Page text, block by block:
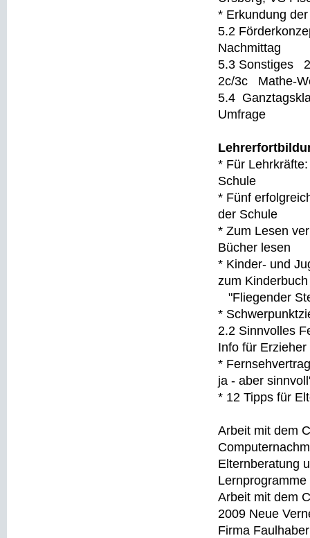
* Erkundung
5.2
Nachmittag
5.3 Sonstiges
2c/3c Mathe-
5.4
Umfrage
* Für
Schule
* Fünf
der Schule
* Zum Lesen
Bücher lesen
* Kinder- und
zum
"Fliegender
*
2.2 Sinnvolles
Info für Erzieher
*
ja - aber
* 12 Tipps für
Arbeit mit dem
Elternberatung
Lernprogramme
Arbeit mit dem
2009 Neue
Firma